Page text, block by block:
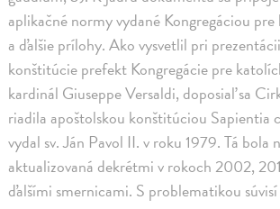
aplikačné normy vydané Kongregáciou
a ďalšie prílohy. Ako vysvetlil pri
konštitúcie prefekt Kongregácie pre
kardinál Giuseppe Versaldi, doposiaľ sa
riadila apoštolskou konštitúciou Sapientia
vydal sv. Ján Pavol II. v roku 1979. Tá bola
aktualizovaná dekrétmi v rokoch 2002,
ďalšími smernicami. S problematikou